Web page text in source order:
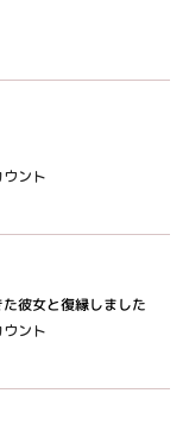
ント
た彼女と復縁しました
ント